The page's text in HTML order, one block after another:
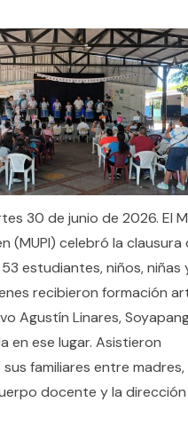
30 de junio de 2026. El
(MUPI) celebró la clausura
estudiantes, niños, niñas
recibieron formación
Agustín Linares,
en ese lugar. Asistieron
familiares entre
docente y la